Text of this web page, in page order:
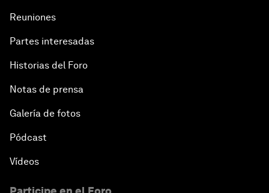
Reuniones
Partes interesadas
Historias del Foro
Notas de prensa
Galería de fotos
Pódcast
Vídeos